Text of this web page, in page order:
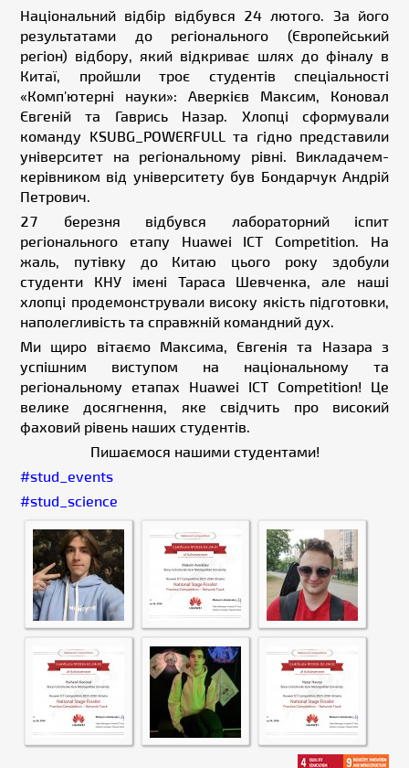
Національний відбір відбувся 24 лютого. За його
результатами до регіонального (Європейський
регіон) відбору, який відкриває шлях до фіналу в
Китаї, пройшли троє студентів спеціальності
«Комп'ютерні науки»: Аверкієв Максим, Коновал
Євгеній та Гаврись Назар. Хлопці сформували
команду KSUBG_POWERFULL та гідно представили
університет на регіональному рівні. Викладачем-
керівником від університету був Бондарчук Андрій
Петрович.
27 березня відбувся лабораторний іспит
регіонального етапу Huawei ICT Competition. На
жаль, путівку до Китаю цього року здобули
студенти КНУ імені Тараса Шевченка, але наші
хлопці продемонстрували високу якість підготовки,
наполегливість та справжній командний дух.
Ми щиро вітаємо Максима, Євгенія та Назара з
успішним виступом на національному та
регіональному етапах Huawei ICT Competition! Це
велике досягнення, яке свідчить про високий
фаховий рівень наших студентів.
Пишаємося нашими студентами!
#stud_events
#stud_science